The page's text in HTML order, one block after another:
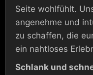
Seite wohlfühlt.
angenehme und
zu schaffen, die
ein nahtloses
Schlank und